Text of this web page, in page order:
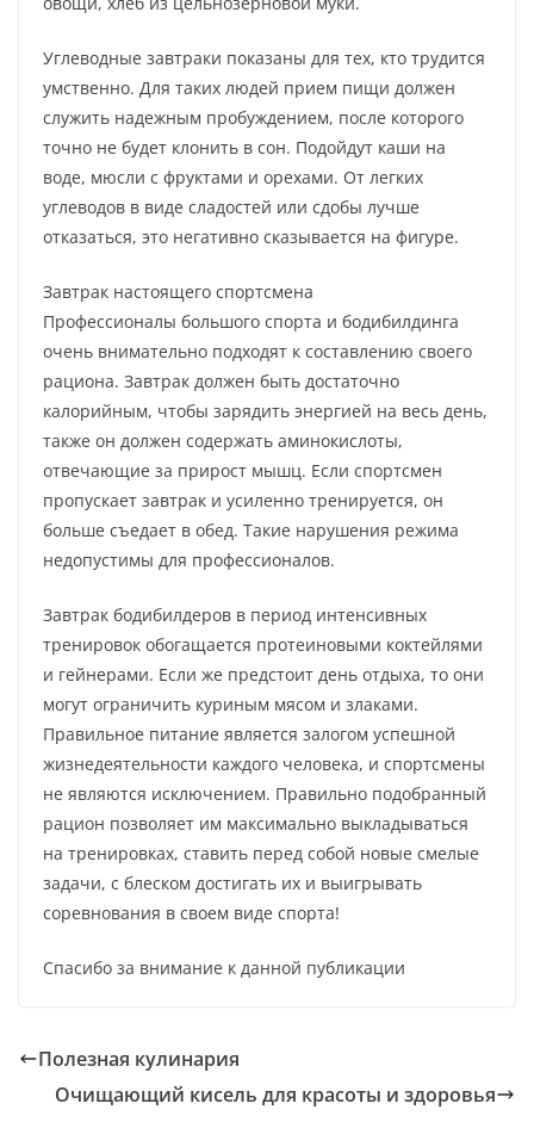
Углеводные завтраки показаны для тех, кто трудится
умственно. Для таких людей прием пищи должен
служить надежным пробуждением, после которого
точно не будет клонить в сон. Подойдут каши на
воде, мюсли с фруктами и орехами. От легких
углеводов в виде сладостей или сдобы лучше
отказаться, это негативно сказывается на фигуре.
Завтрак настоящего спортсмена
Профессионалы большого спорта и бодибилдинга
очень внимательно подходят к составлению своего
рациона. Завтрак должен быть достаточно
калорийным, чтобы зарядить энергией на весь день,
также он должен содержать аминокислоты,
отвечающие за прирост мышц. Если спортсмен
пропускает завтрак и усиленно тренируется, он
больше съедает в обед. Такие нарушения режима
недопустимы для профессионалов.
Завтрак бодибилдеров в период интенсивных
тренировок обогащается протеиновыми коктейлями
и гейнерами. Если же предстоит день отдыха, то они
могут ограничить куриным мясом и злаками.
Правильное питание является залогом успешной
жизнедеятельности каждого человека, и спортсмены
не являются исключением. Правильно подобранный
рацион позволяет им максимально выкладываться
на тренировках, ставить перед собой новые смелые
задачи, с блеском достигать их и выигрывать
соревнования в своем виде спорта!
Спасибо за внимание к данной публикации
Полезная кулинария
Очищающий кисель для красоты и здоровья